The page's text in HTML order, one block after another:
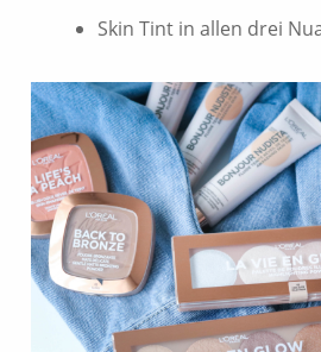
Skin Tint in allen drei